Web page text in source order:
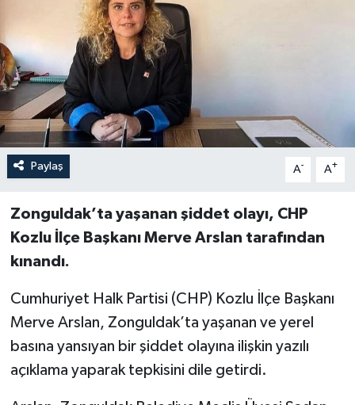
Paylaş A- A+
Zonguldak’ta yaşanan şiddet olayı, CHP
Kozlu İlçe Başkanı Merve Arslan tarafından
kınandı.
Cumhuriyet Halk Partisi (CHP) Kozlu İlçe Başkanı
Merve Arslan, Zonguldak’ta yaşanan ve yerel
basına yansıyan bir şiddet olayına ilişkin yazılı
açıklama yaparak tepkisini dile getirdi.
Devrek
Özel
Mesaj
Dergim
Ulusal
Haber Arşivi